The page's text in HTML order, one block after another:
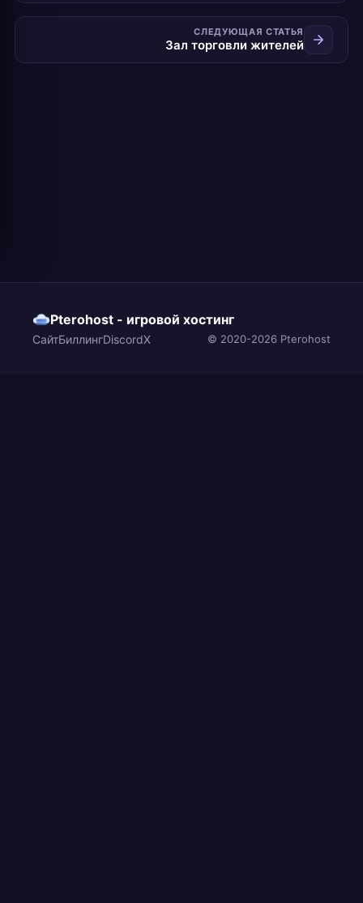
СЛЕДУЮЩАЯ СТАТЬЯ
Зал торговли жителей
Pterohost - игровой хостинг
СайтБиллингDiscordX © 2020-2026 Pterohost